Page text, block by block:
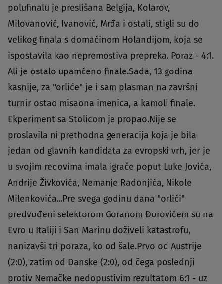
polufinalu je preslišana Belgija, Kolarov,
Milovanović, Ivanović, Mrđa i ostali, stigli su do
velikog finala s domaćinom Holandijom, koja se
ispostavila kao nepremostiva prepreka. Poraz - 4:1.
Ali je ostalo upamćeno finale.Sada, 13 godina
kasnije, za "orliće" je i sam plasman na završni
turnir ostao misaona imenica, a kamoli finale.
Ekperiment sa Stolicom je propao.Nije se
proslavila ni prethodna generacija koja je bila
jedan od glavnih kandidata za evropski vrh, jer je
u svojim redovima imala igrače poput Luke Jovića,
Andrije Živkovića, Nemanje Radonjića, Nikole
Milenkovića...Pre svega godinu dana "orlići"
predvođeni selektorom Goranom Đorovićem su na
Evro u Italiji i San Marinu doživeli katastrofu,
nanizavši tri poraza, ko od šale.Prvo od Austrije
(2:0), zatim od Danske (2:0), od čega poslednji
protiv Nemačke nedopustivim rezultatom 6:1 - uz